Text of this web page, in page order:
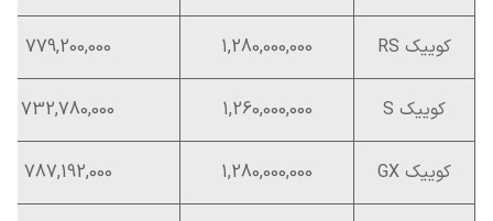
کوییک RS 1,280,000,000
779,200,000
کوییک S 1,260,000,000
732,780,000
کوییک GX 1,280,000,000
787,192,000